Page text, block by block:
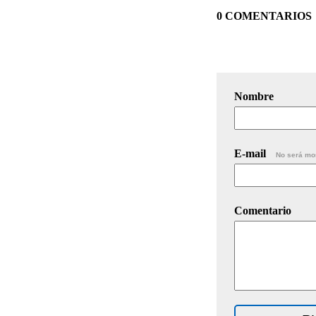
0 COMENTARIOS
Nombre
E-mail No será
Comentario